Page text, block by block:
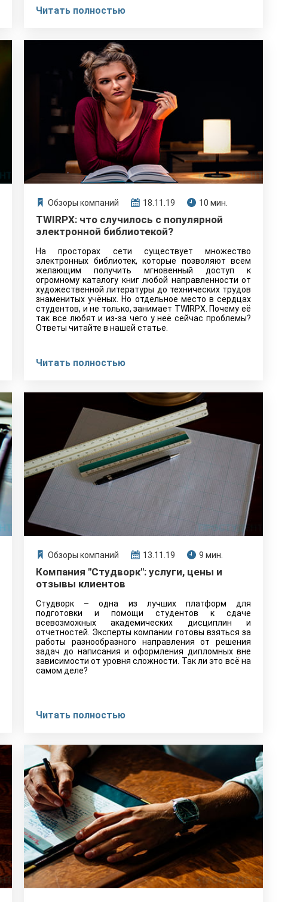
Читать полностью
Обзоры компаний 18.11.19 10 мин.
TWIRPX: что случилось с популярной
электронной библиотекой?
На просторах сети существует множество
электронных библиотек, которые позволяют всем
желающим получить мгновенный доступ к
огромному каталогу книг любой направленности от
художественной литературы до технических трудов
знаменитых учёных. Но отдельное место в сердцах
студентов, и не только, занимает TWIRPX. Почему её
так все любят и из-за чего у неё сейчас проблемы?
Ответы читайте в нашей статье.
Читать полностью
Обзоры компаний 13.11.19 9 мин.
Компания "Студворк": услуги, цены и
отзывы клиентов
Студворк – одна из лучших платформ для
подготовки и помощи студентов к сдаче
всевозможных академических дисциплин и
отчетностей. Эксперты компании готовы взяться за
работы разнообразного направления от решения
задач до написания и оформления дипломных вне
зависимости от уровня сложности. Так ли это всё на
самом деле?
Читать полностью